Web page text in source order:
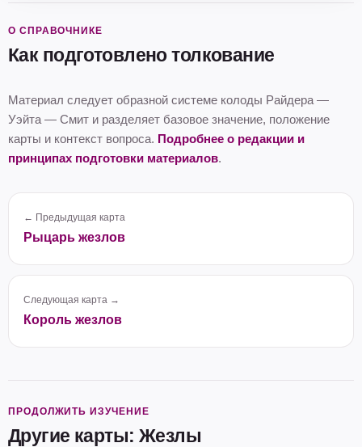
О СПРАВОЧНИКЕ
Как подготовлено толкование
Материал следует образной системе колоды Райдера —
Уэйта — Смит и разделяет базовое значение, положение
карты и контекст вопроса. Подробнее о редакции и
принципах подготовки материалов.
← Предыдущая карта
Рыцарь жезлов
Следующая карта →
Король жезлов
ПРОДОЛЖИТЬ ИЗУЧЕНИЕ
Другие карты: Жезлы